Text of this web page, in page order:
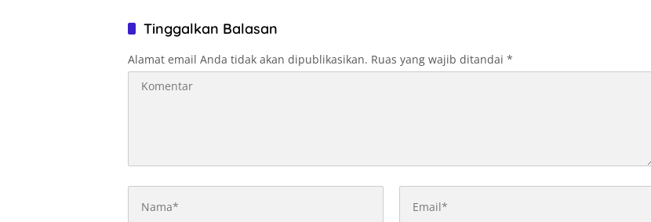
Tinggalkan Balasan
Alamat email Anda tidak akan dipublikasikan. Ruas yang wajib ditandai *